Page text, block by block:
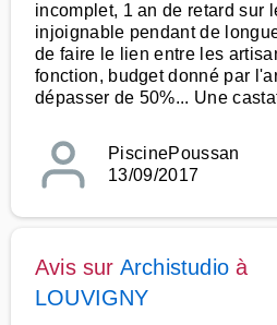
incomplet, 1 an de retard sur
injoignable pendant de
de faire le lien entre les
fonction, budget donné par
dépasser de 50%... Une
PiscinePoussan
13/09/2017
Avis sur Archistudio à
LOUVIGNY